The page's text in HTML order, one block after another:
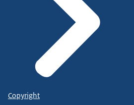
Copyright